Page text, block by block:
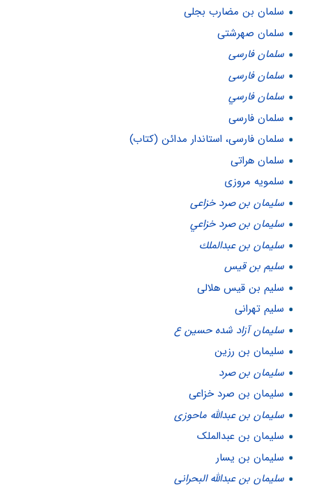
سلمان بن مضارب بجلی
سلمان صهرشتی
سلمان فارسى
سلمان فارسى‌
سلمان فارسي
سلمان فارسی
سلمان فارسی، استاندار مدائن (کتاب)
سلمان هراتی
سلمویه مروزی
سليمان بن صرد خزاعى
سليمان بن صرد خزاعي
سليمان بن عبدالملك
سلیم بن قیس
سلیم بن قیس هلالی
سلیم تهرانی
سلیمان آزاد شده حسین ع
سلیمان بن رزین
سلیمان بن صرد
سلیمان بن صرد خزاعی
سلیمان بن عبدالله ماحوزی
سلیمان بن عبدالملک
سلیمان بن یسار
سلیمان ‌بن ‌عبد‌الله البحرانی